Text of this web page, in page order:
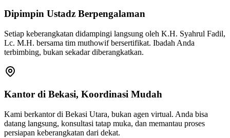
Dipimpin Ustadz Berpengalaman
Setiap keberangkatan didampingi langsung oleh K.H. Syahrul Fadil,
Lc. M.H. bersama tim muthowif bersertifikat. Ibadah Anda
terbimbing, bukan sekadar diberangkatkan.
Kantor di Bekasi, Koordinasi Mudah
Kami berkantor di Bekasi Utara, bukan agen virtual. Anda bisa
datang langsung, konsultasi tatap muka, dan memantau proses
persiapan keberangkatan dari dekat.